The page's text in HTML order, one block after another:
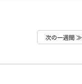
次の一週間 ≫